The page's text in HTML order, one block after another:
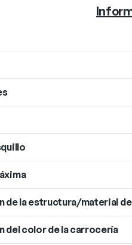
de la estructura/material
del color de la carrocería